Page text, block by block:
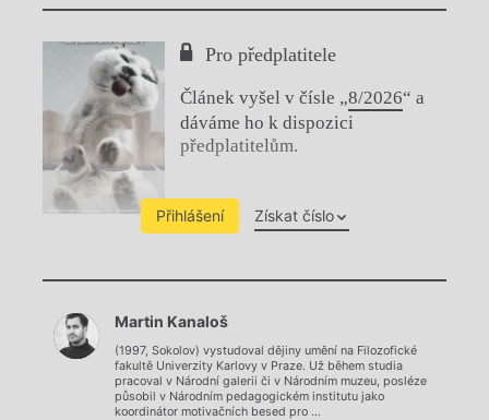
Pro předplatitele
Článek vyšel v čísle „8/2026“ a
dáváme ho k dispozici
předplatitelům.
Přihlášení Získat číslo
Chviličku.
Načítá se.
Martin Kanaloš
(1997, Sokolov) vystudoval dějiny umění na Filozofické
fakultě Univerzity Karlovy v Praze. Už během studia
pracoval v Národní galerii či v Národním muzeu, posléze
působil v Národním pedagogickém institutu jako
koordinátor motivačních besed pro ...